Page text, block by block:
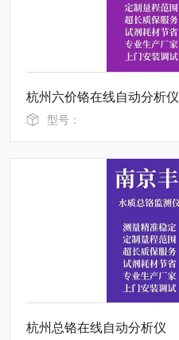
杭州六价铬在线自动分析仪
型号：
杭州总铬在线自动分析仪